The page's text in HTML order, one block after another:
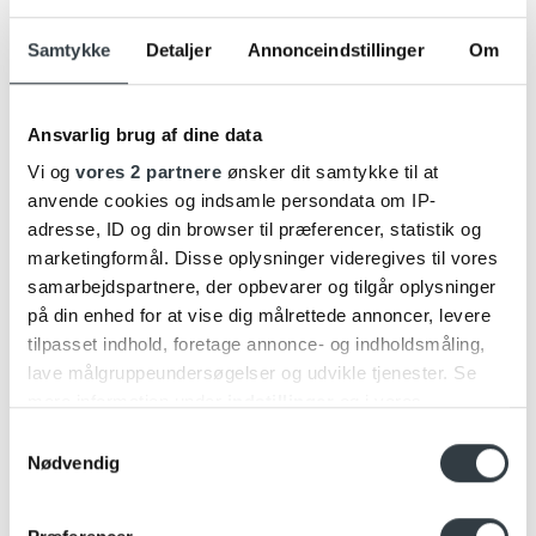
Samtykke Detaljer Annonceindstillinger Om
Ansvarlig brug af dine data
Vi og vores 2 partnere ønsker dit samtykke til at
anvende cookies og indsamle persondata om IP-
adresse, ID og din browser til præferencer, statistik og
marketingformål. Disse oplysninger videregives til vores
samarbejdspartnere, der opbevarer og tilgår oplysninger
på din enhed for at vise dig målrettede annoncer, levere
tilpasset indhold, foretage annonce- og indholdsmåling,
lave målgruppeundersøgelser og udvikle tjenester. Se
tilbage eller ændre indstillinger fra vores
"Cookiedeklaration", eller ved at trykke på "Privacy
Nødvendig
Charging Pad